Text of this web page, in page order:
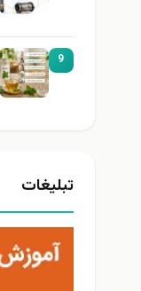
9
تبلیغات